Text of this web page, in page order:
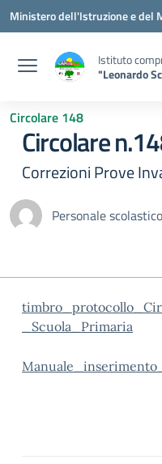
Vai ai contenuti
Vai al menu di navigazione
Vai al footer
Ministero dell'Istruzione e del
Istituto
"Leonardo
Circolare 148
Circolare
Correzioni Prove
Personale scolastico
_Scuola_Primaria